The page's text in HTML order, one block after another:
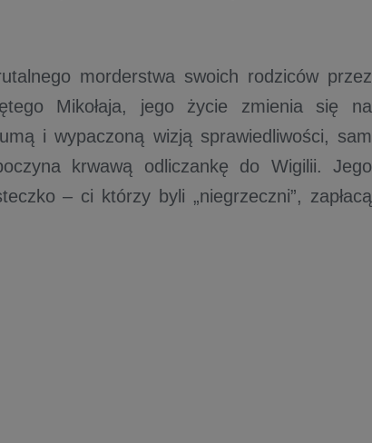
morderstwa swoich rodziców przez
Mikołaja, jego życie zmienia się na
i wypaczoną wizją sprawiedliwości, sam
krwawą odliczankę do Wigilii. Jego
– ci którzy byli „niegrzeczni”, zapłacą